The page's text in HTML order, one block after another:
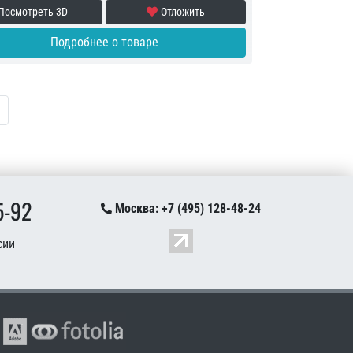
3D Отложить
Подробнее о товаре
страницастраница
92 Москва: +7 (495) 128-48-24